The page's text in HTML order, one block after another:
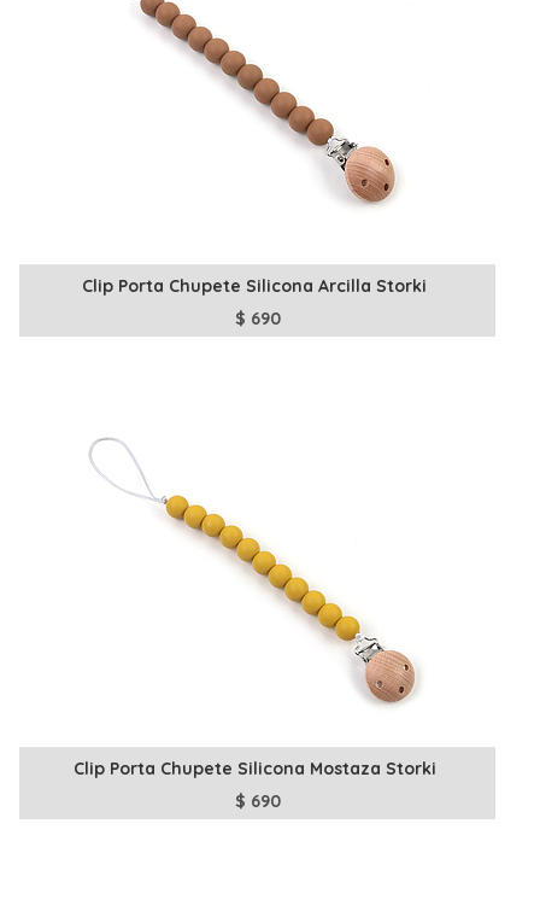
Clip Porta Chupete Silicona Arcilla Storki
$ 690
Clip Porta Chupete Silicona Mostaza Storki
$ 690